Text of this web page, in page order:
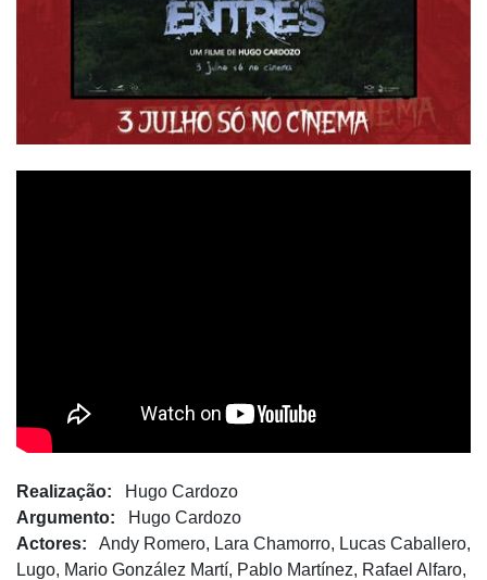
Realização:
Hugo Cardozo
Argumento:
Hugo Cardozo
Actores:
Andy Romero, Lara Chamorro, Lucas Caballero,
Lugo, Mario González Martí, Pablo Martínez, Rafael Alfaro,